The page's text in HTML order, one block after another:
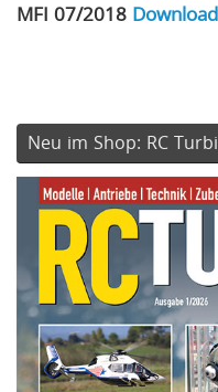
MFI 07/2018 Download
Neu im Shop: RC